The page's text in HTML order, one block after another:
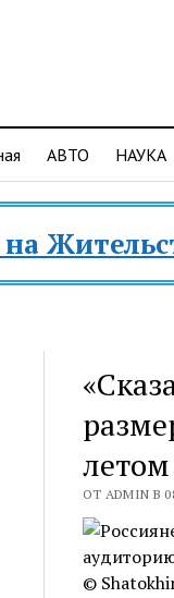
АВТО НАУКА
летом
ОТ ADMIN В
©